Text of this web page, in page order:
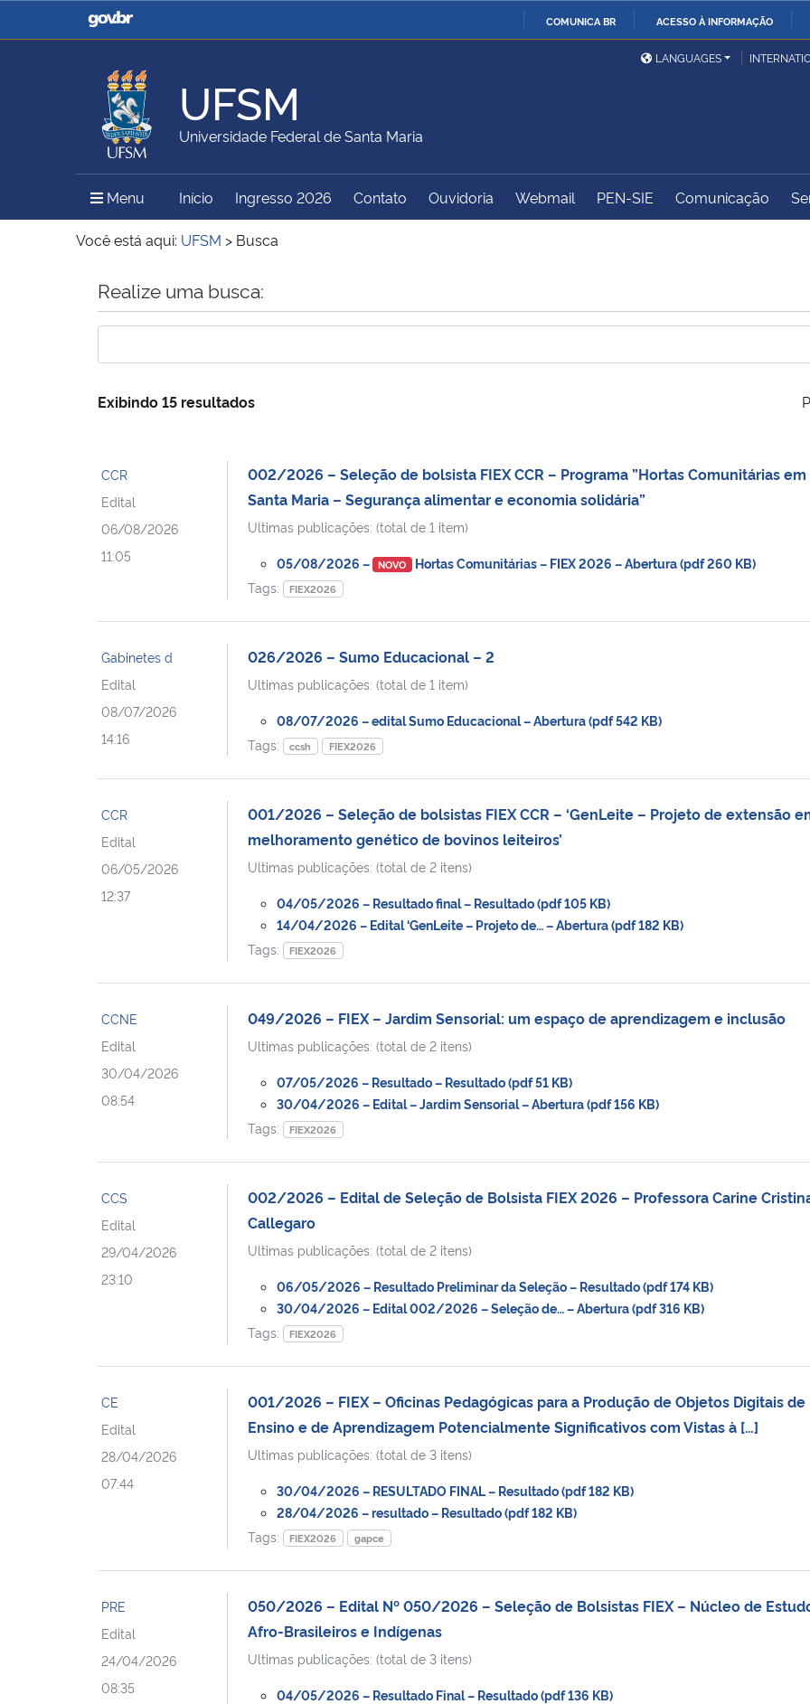
COMUNICA BR ACESSO À INFORMAÇÃO
Casa Civil
Ministério da Justiça e
Ministério da Defesa
Ministério das Relações
Exteriores
Ministério da Agricultura,
Pecuária e Abastecimento
Ministério da Educação
Ministério do Meio Ambiente Ministério do Turismo
Ministério do
Controladoria-Geral da
LANGUAGES
UFSM
Universidade Federal de Santa Maria
Menu Menu Principal do Sítio
Início Ingresso 2026 Contato Ouvidoria Webmail PEN-SIE Comunicação
Você está aqui: UFSM > Busca
Início do conteúdo
Realize uma busca:
Exibindo 15 resultados
CCR
Edital
06/08/2026
11:05
002/2026 – Seleção de bolsista FIEX CCR – Programa ”Hortas Comunitárias em
Santa Maria – Segurança alimentar e economia solidária”
Ultimas publicações: (total de 1 item)
05/08/2026 – NOVO
Hortas Comunitárias – FIEX 2026 – Abertura (pdf 260 KB)
Tags:
FIEX2026
Gabinetes d
Edital
08/07/2026
14:16
026/2026 – Sumo Educacional – 2
Ultimas publicações: (total de 1 item)
08/07/2026 – edital Sumo Educacional – Abertura (pdf 542 KB)
Tags:
ccsh FIEX2026
CCR
Edital
06/05/2026
12:37
001/2026 – Seleção de bolsistas FIEX CCR – ‘GenLeite – Projeto de extensão
melhoramento genético de bovinos leiteiros’
Ultimas publicações: (total de 2 itens)
04/05/2026 – Resultado final – Resultado (pdf 105 KB)
14/04/2026 – Edital ‘GenLeite – Projeto de… – Abertura (pdf 182 KB)
Tags:
FIEX2026
CCNE
Edital
30/04/2026
08:54
049/2026 – FIEX – Jardim Sensorial: um espaço de aprendizagem e inclusão
Ultimas publicações: (total de 2 itens)
07/05/2026 – Resultado – Resultado (pdf 51 KB)
30/04/2026 – Edital – Jardim Sensorial – Abertura (pdf 156 KB)
Tags:
FIEX2026
CCS
Edital
29/04/2026
23:10
002/2026 – Edital de Seleção de Bolsista FIEX 2026 – Professora Carine
Callegaro
Ultimas publicações: (total de 2 itens)
06/05/2026 – Resultado Preliminar da Seleção – Resultado (pdf 174 KB)
30/04/2026 – Edital 002/2026 – Seleção de… – Abertura (pdf 316 KB)
Tags:
FIEX2026
CE
Edital
28/04/2026
07:44
001/2026 – FIEX – Oficinas Pedagógicas para a Produção de Objetos Digitais de
Ensino e de Aprendizagem Potencialmente Significativos com Vistas à […]
Ultimas publicações: (total de 3 itens)
30/04/2026 – RESULTADO FINAL – Resultado (pdf 182 KB)
28/04/2026 – resultado – Resultado (pdf 182 KB)
Tags:
FIEX2026 gapce
PRE
Edital
24/04/2026
08:35
050/2026 – Edital Nº 050/2026 – Seleção de Bolsistas FIEX – Núcleo de
Afro-Brasileiros e Indígenas
Ultimas publicações: (total de 3 itens)
04/05/2026 – Resultado Final – Resultado (pdf 136 KB)